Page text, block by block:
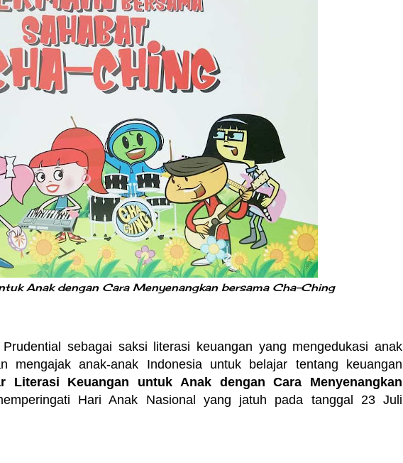
Anak dengan Cara Menyenangkan bersama Cha-Ching
sebagai saksi literasi keuangan yang mengedukasi anak
mengajak anak-anak Indonesia untuk belajar tentang keuangan
Literasi Keuangan untuk Anak dengan Cara Menyenangkan
Hari Anak Nasional yang jatuh pada tanggal 23 Juli